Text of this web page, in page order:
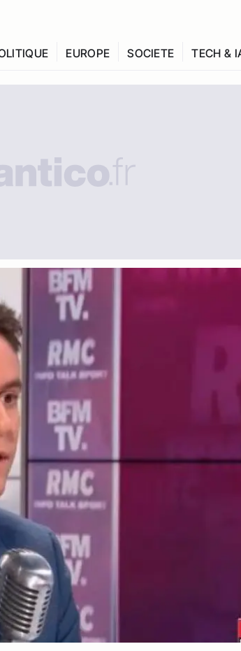
EUROPE SOCIETE TECH &